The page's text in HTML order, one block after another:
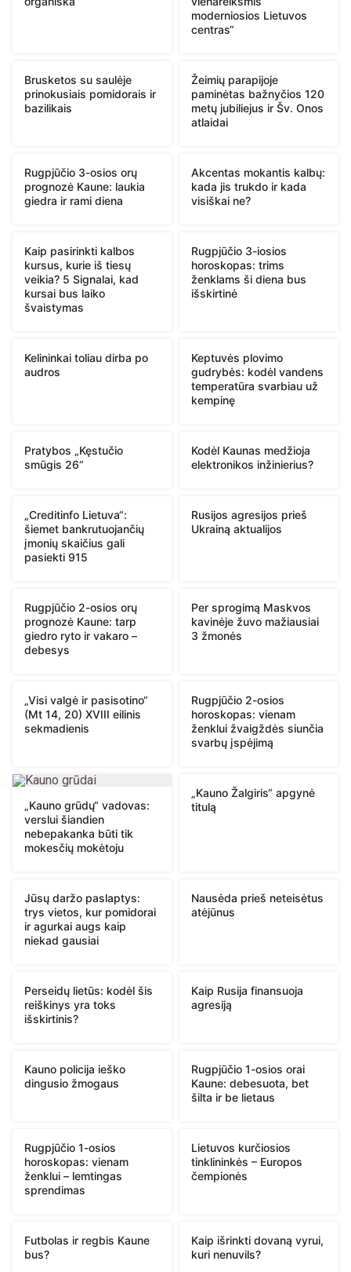
moderniosios Lietuvos
centras“
Brusketos su saulėje
prinokusiais pomidorais ir
bazilikais
Žeimių parapijoje
paminėtas bažnyčios 120
metų jubiliejus ir Šv. Onos
atlaidai
Rugpjūčio 3-osios orų
prognozė Kaune: laukia
giedra ir rami diena
Akcentas mokantis kalbų:
kada jis trukdo ir kada
visiškai ne?
Kaip pasirinkti kalbos
kursus, kurie iš tiesų
veikia? 5 Signalai, kad
kursai bus laiko
švaistymas
Rugpjūčio 3-iosios
horoskopas: trims
ženklams ši diena bus
išskirtinė
Kelininkai toliau dirba po
audros
Keptuvės plovimo
gudrybės: kodėl vandens
temperatūra svarbiau už
kempinę
Pratybos „Kęstučio
smūgis 26“
Kodėl Kaunas medžioja
elektronikos inžinierius?
„Creditinfo Lietuva“:
šiemet bankrutuojančių
įmonių skaičius gali
pasiekti 915
Rusijos agresijos prieš
Ukrainą aktualijos
Rugpjūčio 2-osios orų
prognozė Kaune: tarp
giedro ryto ir vakaro –
debesys
Per sprogimą Maskvos
kavinėje žuvo mažiausiai
3 žmonės
„Visi valgė ir pasisotino“
(Mt 14, 20) XVIII eilinis
sekmadienis
Rugpjūčio 2-osios
horoskopas: vienam
ženklui žvaigždės siunčia
svarbų įspėjimą
„Kauno grūdų“ vadovas:
verslui šiandien
nebepakanka būti tik
mokesčių mokėtoju
„Kauno Žalgiris“ apgynė
titulą
Jūsų daržo paslaptys:
trys vietos, kur pomidorai
ir agurkai augs kaip
niekad gausiai
Nausėda prieš neteisėtus
atėjūnus
Perseidų lietūs: kodėl šis
reiškinys yra toks
išskirtinis?
Kaip Rusija finansuoja
agresiją
Kauno policija ieško
dingusio žmogaus
Rugpjūčio 1-osios orai
Kaune: debesuota, bet
šilta ir be lietaus
Rugpjūčio 1-osios
horoskopas: vienam
ženklui – lemtingas
sprendimas
Lietuvos kurčiosios
tinklininkės – Europos
čempionės
Futbolas ir regbis Kaune
bus?
Kaip išrinkti dovaną vyrui,
kuri nenuvils?